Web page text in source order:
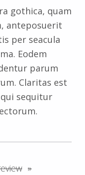
gothica, quam
anteposuerit
per seacula
Eodem
parum
Claritas est
sequitur